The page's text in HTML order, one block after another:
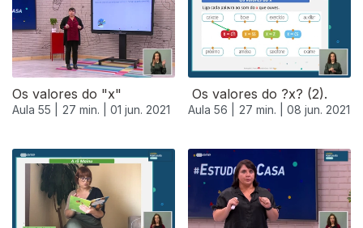
Os valores do "x"
Aula 55 | 27 min. | 01 jun. 2021
Os valores do ?x? (2).
Aula 56 | 27 min. | 08 jun. 2021